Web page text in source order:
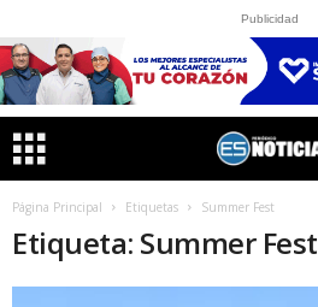
Publicidad
Página Principal Etiquetas Summer Fest
Etiqueta: Summer Fest